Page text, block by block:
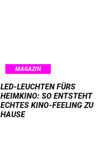
MAGAZIN
LED-LEUCHTEN FÜRS
HEIMKINO: SO ENTSTEHT
ECHTES KINO-FEELING ZU
HAUSE